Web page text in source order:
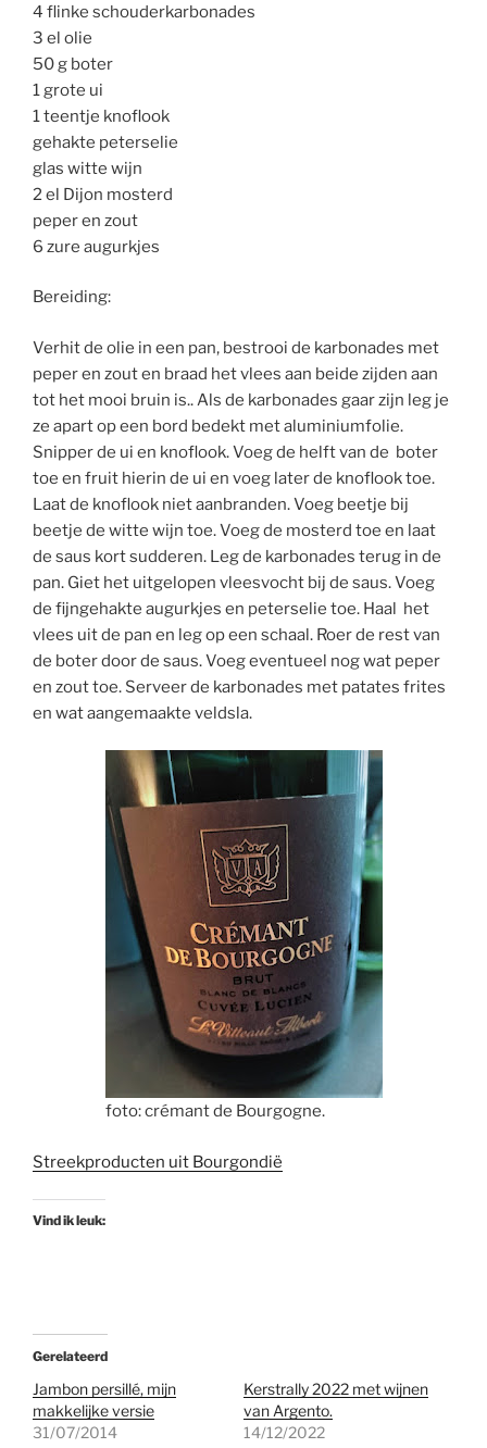
4 flinke schouderkarbonades
3 el olie
50 g boter
1 grote ui
1 teentje knoflook
gehakte peterselie
glas witte wijn
2 el Dijon mosterd
peper en zout
6 zure augurkjes
Bereiding:
Verhit de olie in een pan, bestrooi de karbonades met
peper en zout en braad het vlees aan beide zijden aan
tot het mooi bruin is.. Als de karbonades gaar zijn leg je
ze apart op een bord bedekt met aluminiumfolie.
Snipper de ui en knoflook. Voeg de helft van de boter
toe en fruit hierin de ui en voeg later de knoflook toe.
Laat de knoflook niet aanbranden. Voeg beetje bij
beetje de witte wijn toe. Voeg de mosterd toe en laat
de saus kort sudderen. Leg de karbonades terug in de
pan. Giet het uitgelopen vleesvocht bij de saus. Voeg
de fijngehakte augurkjes en peterselie toe. Haal het
vlees uit de pan en leg op een schaal. Roer de rest van
de boter door de saus. Voeg eventueel nog wat peper
en zout toe. Serveer de karbonades met patates frites
en wat aangemaakte veldsla.
foto: crémant de Bourgogne.
Streekproducten uit Bourgondië
Vind ik leuk:
Gerelateerd
Jambon persillé, mijn
makkelijke versie
31/07/2014
Kerstrally 2022 met wijnen
van Argento.
14/12/2022